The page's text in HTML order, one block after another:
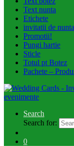
Text nunta
Etichete
invitatii de
Promotii!
Pungi hartie
Sticle
Totul pt Botez
Pachete –
Search
Search for:
0